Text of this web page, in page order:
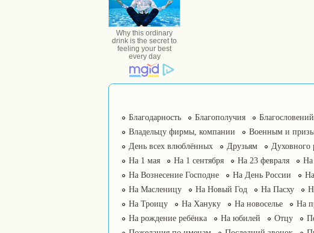
Благодарность Благополучия Благословений
Владельцу фирмы, компании
Военным и
День всех влюблённых
Друзьям Духовного
На 1 мая
На 1 сентября На 23 февраля На
На Вознесение Господне
На День России
На Масленицу
На Новый Год На Пасху
На Троицу
На Хануку На новоселье
На
На рождение ребёнка
На юбилей Отцу